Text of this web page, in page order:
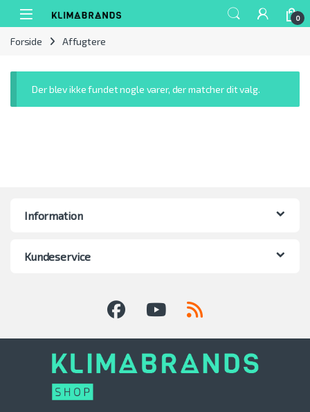
Spring til navigation
Gå til indhold
0
Forside Affugtere
Der blev ikke fundet nogle varer, der matcher dit valg.
Information
Kundeservice